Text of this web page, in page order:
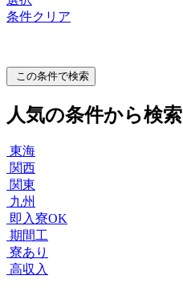
条件クリア
この条件で検索
人気の条件から検索
東海
関西
関東
九州
即入寮OK
期間工
寮あり
高収入